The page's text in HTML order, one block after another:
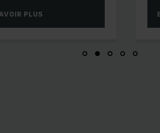
EN SAVOIR